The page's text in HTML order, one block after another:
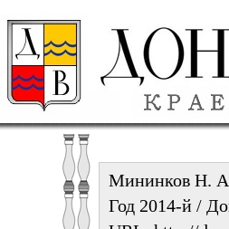
Мининков Н. А.
Год 2014-й /